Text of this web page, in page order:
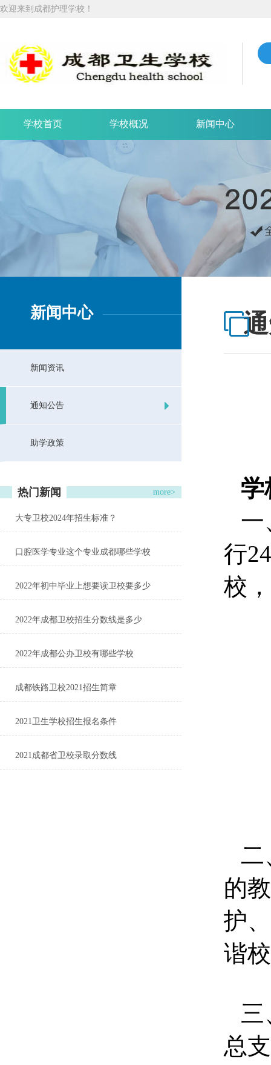
欢迎来到成都护理学校！
学校首页 学校概况 新闻中心
新闻中心
新闻资讯
通知公告
助学政策
热门新闻 more>
大专卫校2024年招生标准？
口腔医学专业这个专业成都哪些学校
2022年初中毕业上想要读卫校要多少
2022年成都卫校招生分数线是多少
2022年成都公办卫校有哪些学校
成都铁路卫校2021招生简章
2021卫生学校招生报名条件
2021成都省卫校录取分数线
学
一
行
校
二
的
护
谐
总